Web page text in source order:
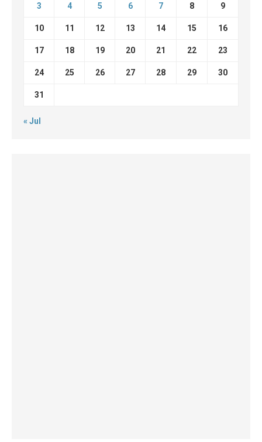
3 4 5 6 7 8 9
10 11 12 13 14 15 16
17 18 19 20 21 22 23
24 25 26 27 28 29 30
31
« Jul